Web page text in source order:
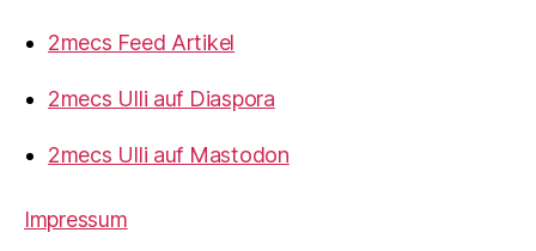
2mecs Feed Artikel
2mecs Ulli auf Diaspora
2mecs Ulli auf Mastodon
Impressum